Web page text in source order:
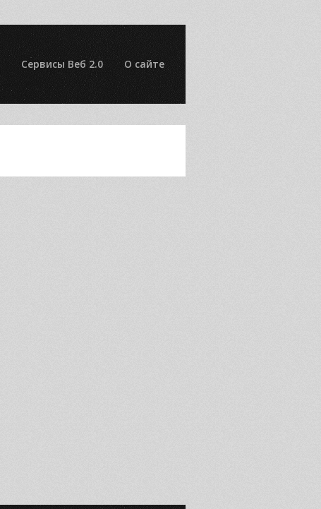
Сервисы Веб 2.0 О сайте